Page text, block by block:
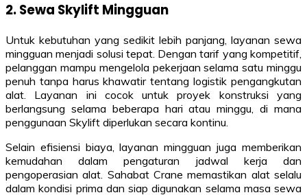
2. Sewa Skylift Mingguan
Untuk kebutuhan yang sedikit lebih panjang, layanan sewa
mingguan menjadi solusi tepat. Dengan tarif yang kompetitif,
pelanggan mampu mengelola pekerjaan selama satu minggu
penuh tanpa harus khawatir tentang logistik pengangkutan
alat. Layanan ini cocok untuk proyek konstruksi yang
berlangsung selama beberapa hari atau minggu, di mana
penggunaan Skylift diperlukan secara kontinu.
Selain efisiensi biaya, layanan mingguan juga memberikan
kemudahan dalam pengaturan jadwal kerja dan
pengoperasian alat. Sahabat Crane memastikan alat selalu
dalam kondisi prima dan siap digunakan selama masa sewa